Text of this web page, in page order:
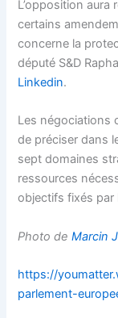
L’opposition aura
certains
concerne la
député S&D
Linkedin.
Les négociations
de préciser dans
sept domaines
ressources
objectifs fixés par
Photo deMarcin
https://
parlement-